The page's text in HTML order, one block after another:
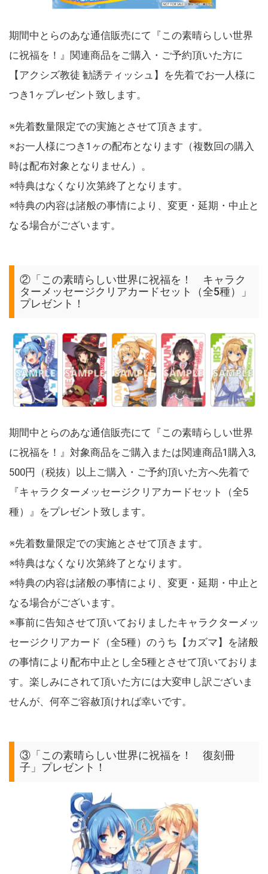
期間中とらのあな通信販売にて『この素晴らしい世界
に祝福を！』関連商品をご購入・ご予約頂いた方に
【アクシズ教徒 勧誘ティッシュ】を先着でお一人様に
つき1ヶプレゼント致します。
※先着数量限定での実施とさせて頂きます。
※お一人様につき1ヶの配布となります（複数回の購入
時は配布対象となりません）。
※特典はなくなり次第終了となります。
※特典の内容は諸般の事情により、変更・延期・中止と
なる場合がございます。
②「この素晴らしい世界に祝福を！ キャラク
ターメッセージクリアカードセット（全5種）」
プレゼント！
期間中とらのあな通信販売にて『この素晴らしい世界
に祝福を！』対象商品をご購入または関連商品1購入3,
500円（税抜）以上ご購入・ご予約頂いた方へ先着で
『キャラクターメッセージクリアカードセット（全5
種）』をプレゼント致します。
※先着数量限定での実施とさせて頂きます。
※特典はなくなり次第終了となります。
※特典の内容は諸般の事情により、変更・延期・中止と
なる場合がございます。
※事前に告知させて頂いておりましたキャラクターメッ
セージクリアカード（全5種）のうち【カズマ】を諸般
の事情により配布中止とし全5種とさせて頂いておりま
す。楽しみにされて頂いた方には大変申し訳ございま
せんが、何卒ご容赦頂ければ幸いです。
③「この素晴らしい世界に祝福を！ 復刻冊
子」プレゼント！